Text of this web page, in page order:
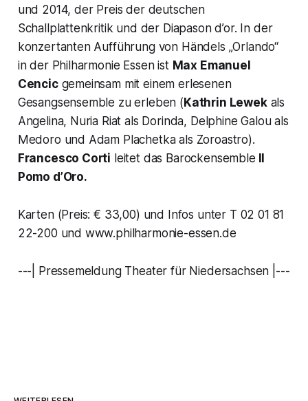
und 2014, der Preis der deutschen
Schallplattenkritik und der Diapason d’or. In der
konzertanten Aufführung von Händels „Orlando“
in der Philharmonie Essen ist Max Emanuel
Cencicgemeinsam mit einem erlesenen
Gesangsensemble zu erleben ( Kathrin Lewekals
Angelina, Nuria Riat als Dorinda, Delphine Galou als
Medoro und Adam Plachetka als Zoroastro).
Francesco Corti leitet das Barockensemble
Pomo d’Oro.
Karten (Preis: € 33,00) und Infos unter T 02 01 81
22-200 und www.philharmonie-essen.de
---| Pressemeldung Theater für Niedersachsen |---